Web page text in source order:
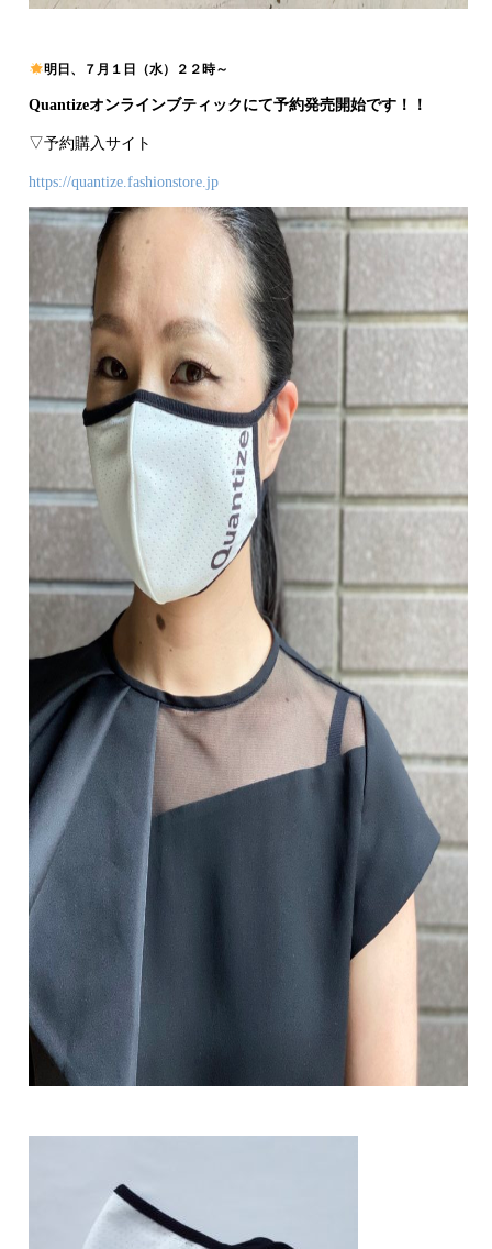
明日、７月１日（水）２２時～
Quantizeオンラインブティックにて予約発売開始です！！
▽予約購入サイト
https://quantize.fashionstore.jp